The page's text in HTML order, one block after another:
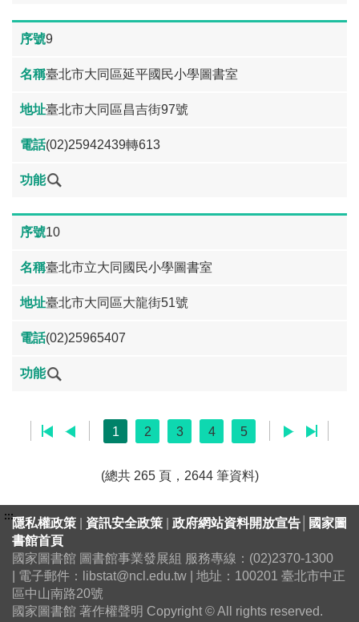
9
臺北市大同區延平國民小學圖書室
臺北市大同區昌吉街97號
(02)25942439轉613
10
臺北市立大同國民小學圖書室
臺北市大同區大龍街51號
(02)25965407
1 2 3 4 5
(總共 265 頁，2644 筆資料)
:::隱私權政策 資訊安全政策 政府網站資料開放宣告
國家圖
書館首頁
國家圖書館 圖書館事業發展組 服務專線：(02)2370-1300
| 電子郵件：libstat@ncl.edu.tw | 地址：100201 臺北市中正
區中山南路20號
國家圖書館 著作權聲明 Copyright © All rights reserved.